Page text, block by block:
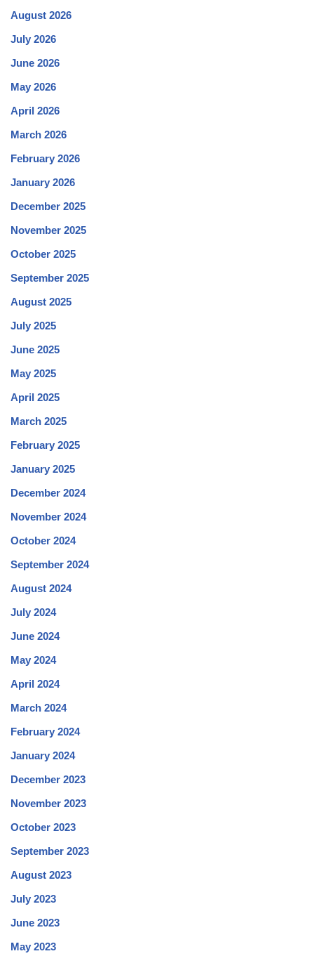
August 2026
July 2026
June 2026
May 2026
April 2026
March 2026
February 2026
January 2026
December 2025
November 2025
October 2025
September 2025
August 2025
July 2025
June 2025
May 2025
April 2025
March 2025
February 2025
January 2025
December 2024
November 2024
October 2024
September 2024
August 2024
July 2024
June 2024
May 2024
April 2024
March 2024
February 2024
January 2024
December 2023
November 2023
October 2023
September 2023
August 2023
July 2023
June 2023
May 2023